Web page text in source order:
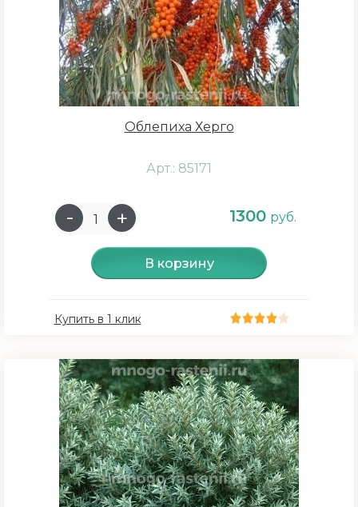
Облепиха Херго
Арт.: 85171
1300 руб.
В корзину
Купить в 1 клик
Вкус
Сладкий
Размер плодов
Большой
Какой размер цветка
2 см
7 см
10 см